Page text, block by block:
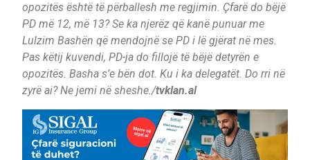
opozitës është të përballesh me regjimin. Çfarë do bëjë
PD më 12, më 13? Se ka njerëz që kanë punuar me
Lulzim Bashën që mendojnë se PD i lë gjërat në mes.
Pas këtij kuvendi, PD-ja do fillojë të bëjë detyrën e
opozitës. Basha s’e bën dot. Ku i ka delegatët. Do rri në
zyrë ai? Ne jemi në sheshe./tvklan.al